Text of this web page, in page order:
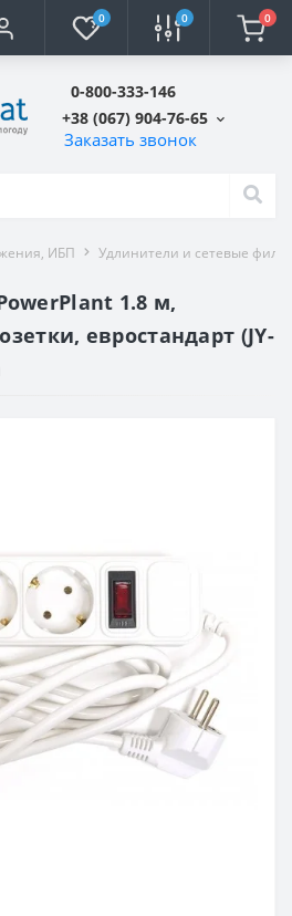
0 0 0
0-800-333-146
+38 (067) 904-76-65
Заказать звонок
ИБП Удлинители и сетевые
1.8 м,
евростандарт (JY-